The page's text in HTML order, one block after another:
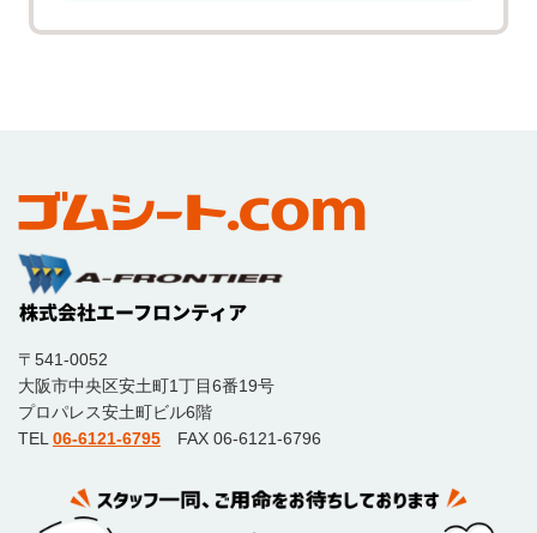
〒541-0052
大阪市中央区安土町1丁目6番19号
プロパレス安土町ビル6階
TEL 06-6121-6795 FAX 06-6121-6796